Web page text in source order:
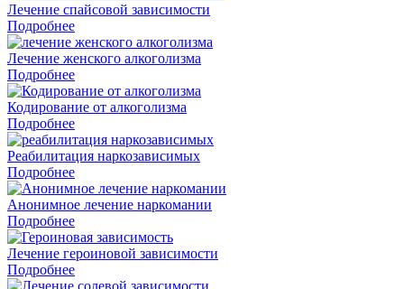
Лечение спайсовой зависимости
Подробнее
Лечение женского алкоголизма
Подробнее
Кодирование от алкоголизма
Подробнее
Реабилитация наркозависимых
Подробнее
Анонимное лечение наркомании
Подробнее
Лечение героиновой зависимости
Подробнее